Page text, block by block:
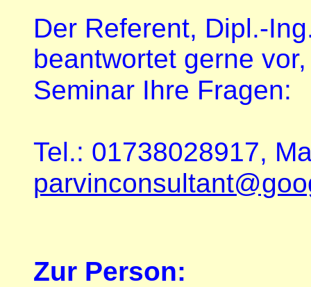
Der Referent, Dipl.-
beantwortet gerne
Seminar Ihre Fragen:
Tel.: 01738028917,
Zur Person: